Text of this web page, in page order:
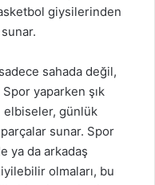
giysilerinden
sahada değil,
yaparken şık
elbiseler, günlük
sunar. Spor
ya da arkadaş
olmaları, bu